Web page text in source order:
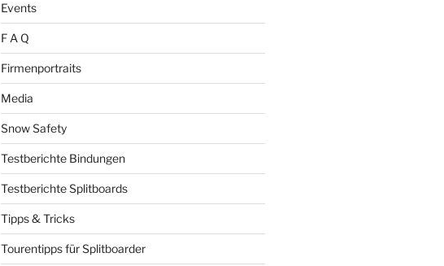
Events
F A Q
Firmenportraits
Media
Snow Safety
Testberichte Bindungen
Testberichte Splitboards
Tipps & Tricks
Tourentipps für Splitboarder